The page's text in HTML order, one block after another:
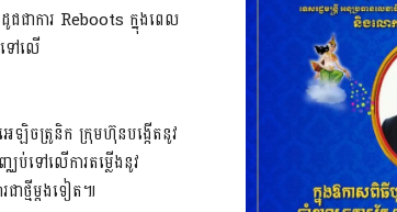
ជជាការ Reboots ក្នុងពេល
ទៅលើ
ឡិចត្រូនិក ក្រុមហ៊ុនបង្កើតនូវ
ប់ទៅលើការតម្លើងនូវ
ថ្មីម្តងទៀត៕